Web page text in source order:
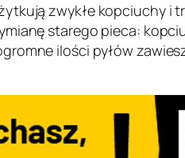
zwykłe kopciuchy i
starego pieca:
ilości pyłów